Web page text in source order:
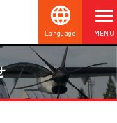
Language MENU